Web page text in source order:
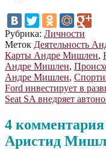
Рубрика: Личности
Меток Деятельность
Карты Андре Мишлен,
Андре Мишлен,
Андре Мишлен,
Навигация
по
записям
Предыдущая
запись:
Ford инвестирует в
Следующая
Seat SA внедряет
4
Аристид